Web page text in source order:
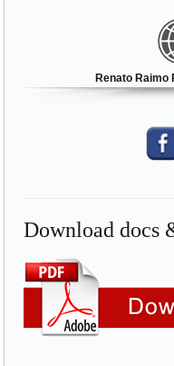
Renato Raimo
Download docs